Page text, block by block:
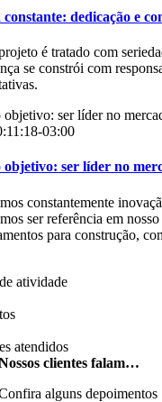
constante: dedicação e
é tratado com
se constrói com
objetivo: ser líder no
03:00
objetivo: ser líder no
constantemente
ser referência em
para construção,
atividade
atendidos
clientes falam…
alguns depoimentos